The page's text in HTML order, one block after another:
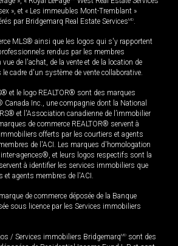
», et « Les immeubles Mont-Tremblant »
par Bridgemarq Real Estate ServicesMD.
MLS® ainsi que les logos qui s'y rapportent
rendus par les membres
vue de l'achat, de la vente et de la location de
cadre d'un système de vente collaborative.
et le logo REALTOR® sont des marques
Canada Inc., une compagnie dont la National
et l'Association canadienne de l’immobilier
de commerce REALTOR® servent à
offerts par les courtiers et agents
de l'ACI. Les marques d'homologation
agences®, et leurs logos respectifs sont la
à identifier les services immobiliers que
agents membres de l'ACI.
de commerce déposée de la Banque
sous licence par les Services immobiliers
/ Services immobiliers BridgemarqMD sont des